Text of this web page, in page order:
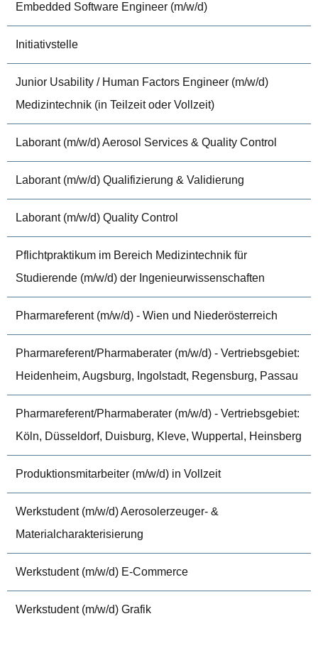
Embedded Software Engineer (m/w/d)
Initiativstelle
Junior Usability / Human Factors Engineer (m/w/d)
Medizintechnik (in Teilzeit oder Vollzeit)
Laborant (m/w/d) Aerosol Services & Quality Control
Laborant (m/w/d) Qualifizierung & Validierung
Laborant (m/w/d) Quality Control
Pflichtpraktikum im Bereich Medizintechnik für
Studierende (m/w/d) der Ingenieurwissenschaften
Pharmareferent (m/w/d) - Wien und Niederösterreich
Pharmareferent/Pharmaberater (m/w/d) - Vertriebsgebiet:
Heidenheim, Augsburg, Ingolstadt, Regensburg, Passau
Pharmareferent/Pharmaberater (m/w/d) - Vertriebsgebiet:
Köln, Düsseldorf, Duisburg, Kleve, Wuppertal, Heinsberg
Produktionsmitarbeiter (m/w/d) in Vollzeit
Werkstudent (m/w/d) Aerosolerzeuger- &
Materialcharakterisierung
Werkstudent (m/w/d) E-Commerce
Werkstudent (m/w/d) Grafik